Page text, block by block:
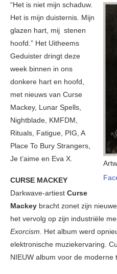
“Het is niet mijn schaduw.
Het is mijn duisternis. Mijn
glazen hart, mij stenen
hoofd.” Het Uitheems
Geduister dringt deze
week binnen in ons
donkere hart en hoofd,
met nieuws van Curse
Mackey, Lunar Spells,
Nightblade, KMFDM,
Rituals, Fatigue, PIG, A
Place To Bury Strangers,
Je t’aime en Eva X.
CURSE MACKEY
Darkwave-artiest Curse
Mackey bracht zonet zijn
het vervolg op zijn industriële
Exorcism. Het album werd
elektronische muziekervaring.
NIEUW album voor de moderne